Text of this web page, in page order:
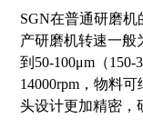
SGN在普通研磨
产研磨机转速一般
到50-100μm（
14000rpm，物料
头设计更加精密，